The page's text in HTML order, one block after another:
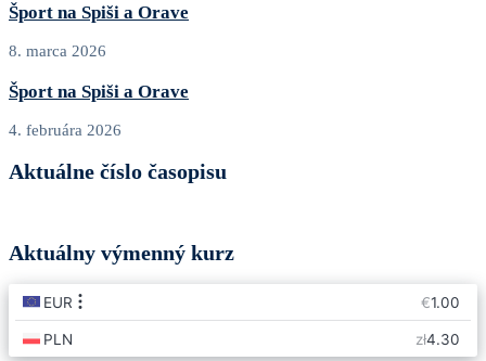
Šport na Spiši a Orave
8. marca 2026
Šport na Spiši a Orave
4. februára 2026
Aktuálne číslo časopisu
Aktuálny výmenný kurz